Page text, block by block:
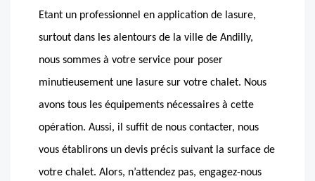
Etant un professionnel en application de lasure,
surtout dans les alentours de la ville de Andilly,
nous sommes à votre service pour poser
minutieusement une lasure sur votre chalet. Nous
avons tous les équipements nécessaires à cette
opération. Aussi, il suffit de nous contacter, nous
vous établirons un devis précis suivant la surface de
votre chalet. Alors, n’attendez pas, engagez-nous